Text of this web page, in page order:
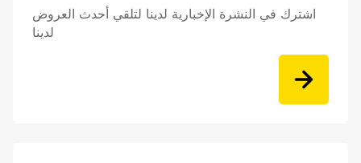
اشترك في النشرة الإخبارية لدينا لتلقي أحدث العروض
لدينا